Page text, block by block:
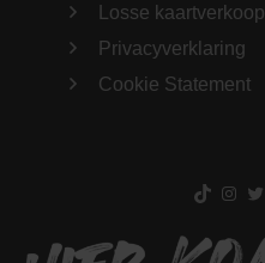
Losse kaartverkoop
Privacyverklaring
Cookie Statement